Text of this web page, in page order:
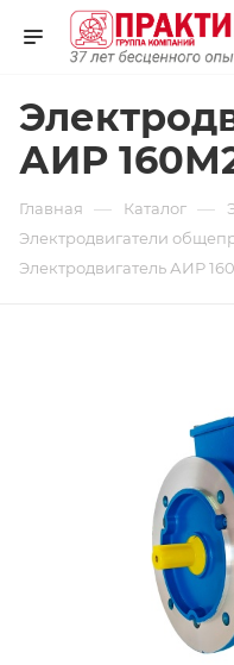
АИР
Главная — Каталог —
Электродвигатели
Электродвигатель АИР